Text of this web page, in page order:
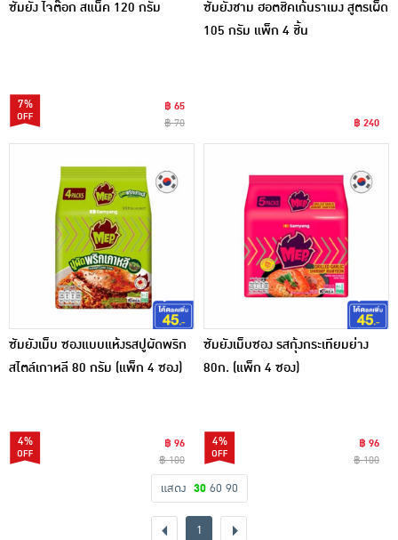
ซัมยัง ไจต๊อก สแน็ค 120 กรัม
7%
฿ 65
฿ 70
ซัมยังชาม ฮอตชิคเก้นราเมง สูตรเผ็ด
105 กรัม แพ็ก 4 ชิ้น
฿ 240
ซัมยังเม็บ ซองแบบแห้งรสปูผัดพริก
สไตล์เกาหลี 80 กรัม (แพ็ก 4 ซอง)
4%
฿ 96
฿ 100
ซัมยังเม็บซอง รสกุ้งกระเทียมย่าง
80ก. (แพ็ก 4 ซอง)
4%
฿ 96
฿ 100
แสดง 30 60 90
1